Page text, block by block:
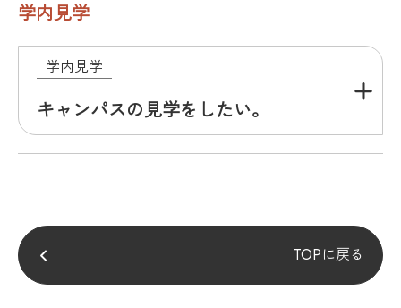
学内見学
学内見学
キャンパスの見学をしたい。
TOPに戻る